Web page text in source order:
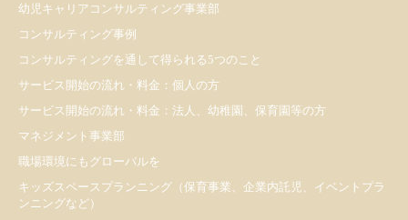
幼児キャリアコンサルティング事業部
コンサルティング事例
コンサルティングを通して得られる5つのこと
サービス開始の流れ・料金：個人の方
サービス開始の流れ・料金：法人、幼稚園、保育園等の方
マネジメント事業部
職場環境にもグローバルを
キッズスペースプランニング（保育事業、企業内託児、イベントプラ
ンニングなど）